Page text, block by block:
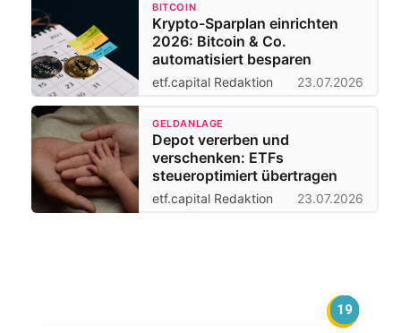
BITCOIN
Krypto-Sparplan einrichten
2026: Bitcoin & Co.
automatisiert besparen
etf.capital Redaktion 23.07.2026
GELDANLAGE
Depot vererben und
verschenken: ETFs
steueroptimiert übertragen
etf.capital Redaktion 23.07.2026